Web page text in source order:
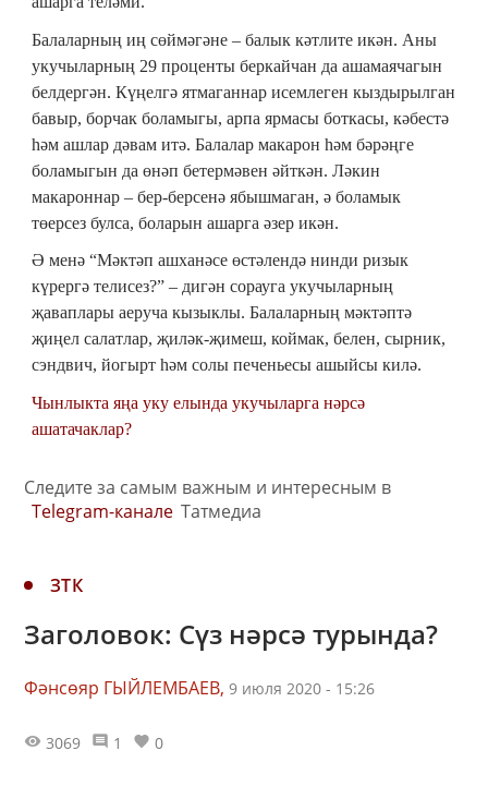
Балаларның иң сөймәгәне – балык кәтлите икән. Аны
укучыларның 29 проценты беркайчан да ашамаячагын
белдергән. Күңелгә ятмаганнар исемлеген кыздырылган
бавыр, борчак боламыгы, арпа ярмасы боткасы, кәбестә
һәм ашлар дәвам итә. Балалар макарон һәм бәрәңге
боламыгын да өнәп бетермәвен әйткән. Ләкин
макароннар – бер-берсенә ябышмаган, ә боламык
төерсез булса, боларын ашарга әзер икән.
Ә менә “Мәктәп ашханәсе өстәлендә нинди ризык
күрергә телисез?” – дигән сорауга укучыларның
җаваплары аеруча кызыклы. Балаларның мәктәптә
җиңел салатлар, җиләк-җимеш, коймак, белен, сырник,
сэндвич, йогырт һәм солы печеньесы ашыйсы килә.
Чынлыкта яңа уку елында укучыларга нәрсә
ашатачаклар?
Следите за самым важным и интересным в
Telegram-канале Татмедиа
ЗТК
Заголовок: Сүз нәрсә турында?
Фәнсөяр ГЫЙЛЕМБАЕВ, 9 июля 2020 - 15:26
3069 1 0